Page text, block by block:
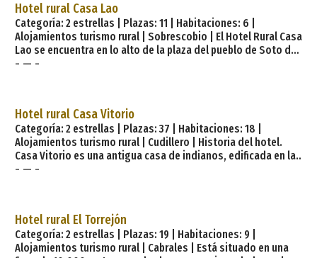
transformado en hotel por el ayuntamiento de Somiedo
como iniciativa para activar el turismo en la zona. Ha sido
renova
Hotel rural Casa Lao
Categoría: 2 estrellas | Plazas: 11 | Habitaciones: 6 |
Alojamientos turismo rural | Sobrescobio | El Hotel Rural Casa
Lao se encuentra en lo alto de la plaza del pueblo de Soto de
Agues, lo que nos permite tener unas vistas preciosas de
bellas de Asturias, subir al pico Retriñón, cumbre del concejo
de Sobrescobio o recorrer todo el Par
- — -
Hotel rural Casa Vitorio
Categoría: 2 estrellas | Plazas: 37 | Habitaciones: 18 |
Alojamientos turismo rural | Cudillero | Historia del hotel.
Casa Vitorio es una antigua casa de indianos, edificada en la
segunda mitad del siglo XIX, cercana al palacio Selgas,
han respetado de forma rigurosa todos los materiales con
los que fue construida inicialmente. Casa Vitorio cuenta con
un
- — -
Hotel rural El Torrejón
Categoría: 2 estrellas | Plazas: 19 | Habitaciones: 9 |
Alojamientos turismo rural | Cabrales | Está situado en una